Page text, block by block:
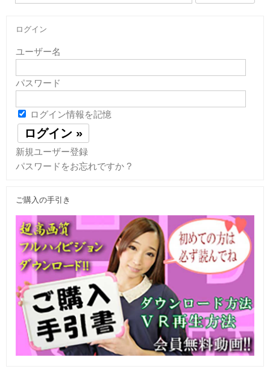
索:
ログイン
ユーザー名
パスワード
ログイン情報を記憶
新規ユーザー登録
パスワードをお忘れですか ?
ご購入の手引き